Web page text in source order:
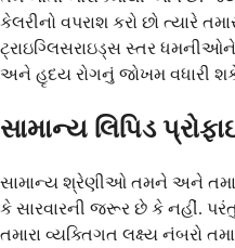
કેલરીનો વપરાશ કરો છો ત્યારે
ટ્રાઇગ્લિસરાઇડ્સ સ્તર
અને હૃદય રોગનું જોખમ વધારી
સામાન્ય લિપિડ
સામાન્ય શ્રેણીઓ તમને અને
કે સારવારની જરૂર છે કે નહીં.
તમારા વ્યક્તિગત લક્ષ્ય નંબરો